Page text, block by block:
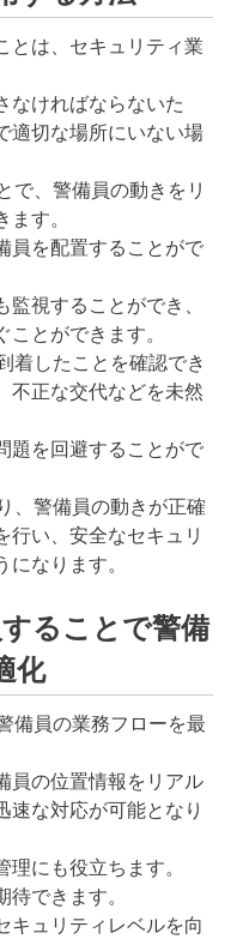
とは、セキュリティ業
なければならないた
適切な場所にいない場
で、警備員の動きをリ
す。
員を配置することがで
視することができ、
とができます。
着したことを確認でき
不正な交代などを未然
題を回避することがで
、警備員の動きが正確
行い、安全なセキュリ
なります。
ることで警備
化
備員の業務フローを最
員の位置情報をリアル
速な対応が可能となり
にも役立ちます。
できます。
キュリティレベルを向